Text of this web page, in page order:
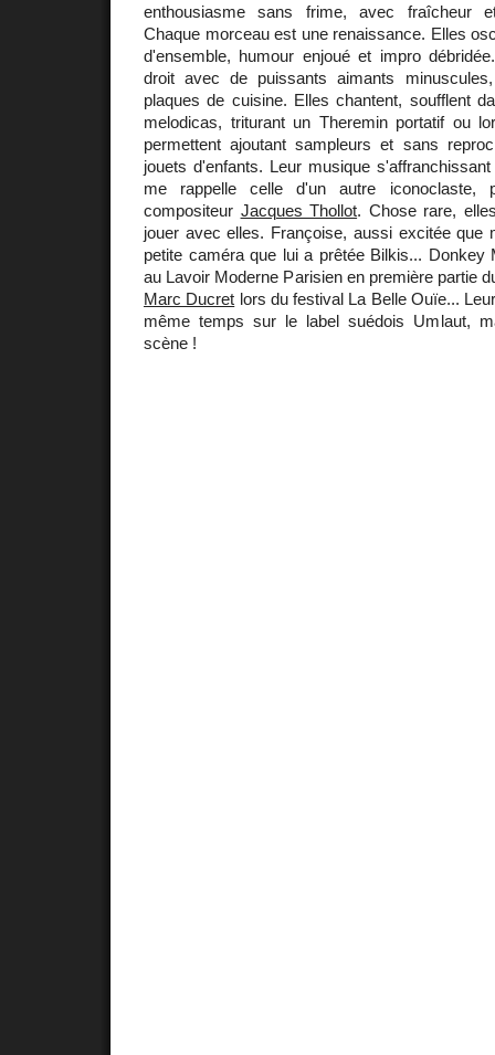
enthousiasme sans frime, avec fraîcheur
Chaque morceau est une renaissance. Elles
d'ensemble, humour enjoué et impro
droit avec de puissants aimants
plaques de cuisine. Elles chantent, soufflent
melodicas, triturant un Theremin portatif ou
permettent ajoutant sampleurs et sans
jouets d'enfants. Leur musique
me rappelle celle d'un autre iconoclaste,
compositeur Jacques Thollot. Chose rare,
jouer avec elles. Françoise, aussi excitée que
petite caméra que lui a prêtée Bilkis... Donkey
au Lavoir Moderne Parisien en première partie
Marc Ducret lors du festival La Belle Ouïe...
même temps sur le label suédois Umlaut,
scène !